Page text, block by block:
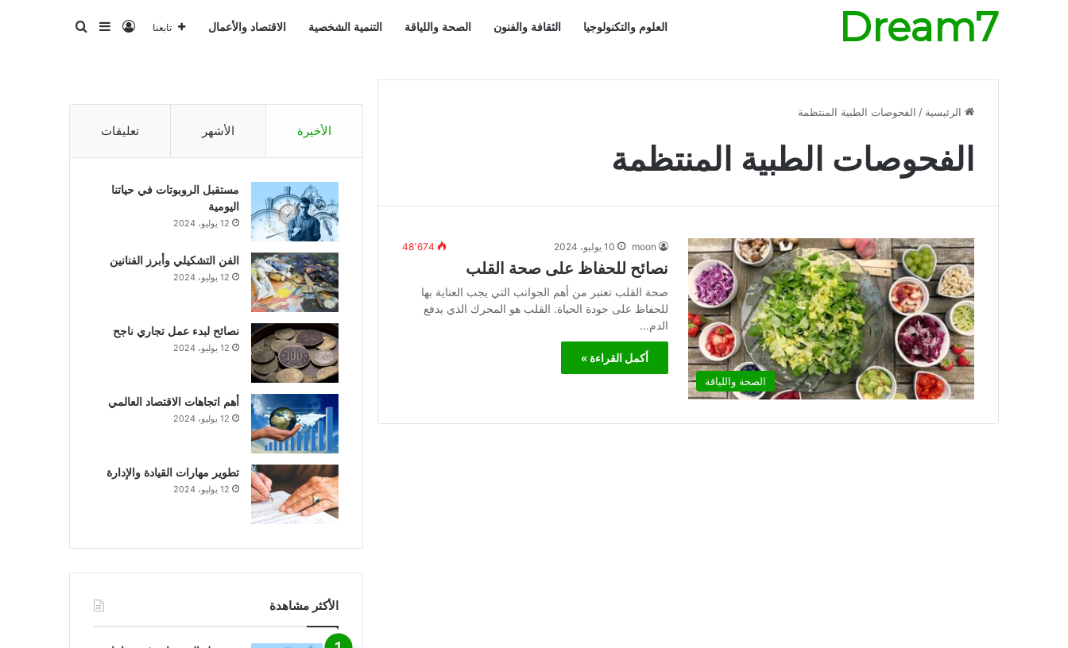
Dream7 العلوم والتكنولوجيا الثقافة والفنون الصحة واللياقة التنمية الشخصية الاقتصاد والأعمال تابعنا تسجيل الدخول
إضافة عمود جانبي
بحث عن
الرئيسية / الفحوصات الطبية المنتظمة
الفحوصات الطبية المنتظمة
الصحة واللياقة
moon 10 يوليو، 2024 48٬674
نصائح للحفاظ على صحة القلب
صحة القلب تعتبر من أهم الجوانب التي يجب العناية بها
للحفاظ على جودة الحياة. القلب هو المحرك الذي يدفع
الدم…
أكمل القراءة »
الأخيرة الأشهر تعليقات
مستقبل الروبوتات في حياتنا
اليومية
12 يوليو، 2024
الفن التشكيلي وأبرز الفنانين
12 يوليو، 2024
نصائح لبدء عمل تجاري ناجح
12 يوليو، 2024
أهم اتجاهات الاقتصاد العالمي
12 يوليو، 2024
تطوير مهارات القيادة والإدارة
12 يوليو، 2024
الأكثر مشاهدة